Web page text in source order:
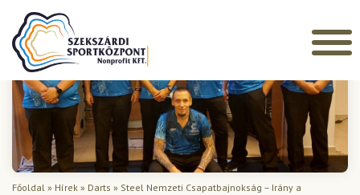
Főoldal » Hírek » Darts » Steel Nemzeti Csapatbajnokság – Irány a